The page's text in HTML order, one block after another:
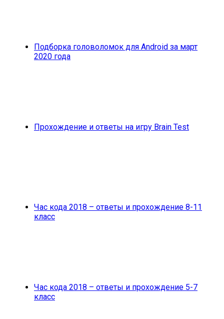
Подборка головоломок для Android за март
2020 года
Прохождение и ответы на игру Brain Test
Час кода 2018 – ответы и прохождение 8-11
класс
Час кода 2018 – ответы и прохождение 5-7
класс